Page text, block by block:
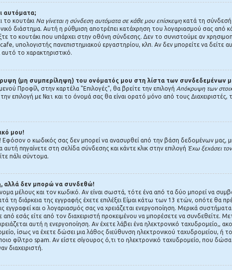
αυτόματα;
το κουτάκι Να γίνεται η σύνδεση αυτόματα σε κάθε μου επίσκεψη κατά τη
διάστημα. Αυτή η ρύθμιση αποτρέπει κατάχρηση του λογαριασμού σας από
το κουτάκι που υπάρχει στην οθόνη σύνδεσης. Δεν το συνιστούμε αν
υπολογιστής πανεπιστημιακού εργαστηρίου, κλπ. Αν δεν μπορείτε να δείτε
αυτό το χαρακτηριστικό.
(μη συμπερίληψη) του ονόματός μου στη λίστα των συνδεδεμένων
Προφίλ, στην καρτέλα "Επιλογές", θα βρείτε την επιλογή Απόκρυψη των
επιλογή με Ναι και το όνομά σας θα είναι ορατό μόνο από τους
μου!
ο κωδικός σας δεν μπορεί να ανασυρθεί από την βάση δεδομένων μας,
αυτή πηγαίνετε στη σελίδα σύνδεσης και κάντε κλικ στην επιλογή Έχω ξεχάσει
πάλι σύντομα.
αλλά δεν μπορώ να συνδεθώ!
μέλους και τον κωδικό. Αν είναι σωστά, τότε ένα από τα δύο μπορεί να
τη διάρκεια της εγγραφής έχετε επιλέξει Είμαι κάτω των 13 ετών, οπότε θα
εγγραφεί και ο λογαριασμός σας να χρειάζεται ενεργοποίηση. Μερικά
από εσάς είτε από τον διαχειριστή προκειμένου να μπορέσετε να συνδεθείτε.
αυτή η ενεργοποίηση. Αν έχετε λάβει ένα ηλεκτρονικό ταχυδρομείο,,
ίσως να έχετε δώσει μια λάθος διεύθυνση ηλεκτρονικού ταχυδρομείου, ή
φίλτρο spam. Αν είστε σίγουρος ό,τι το ηλεκτρονικό ταχυδρομείο, που
διαχειριστή.